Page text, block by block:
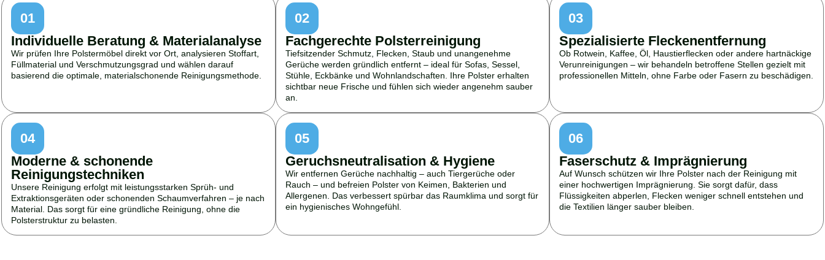
01
Individuelle Beratung & Materialanalyse
Wir prüfen Ihre Polstermöbel direkt vor Ort, analysieren Stoffart,
Füllmaterial und Verschmutzungsgrad und wählen darauf
basierend die optimale, materialschonende Reinigungsmethode.
02
Fachgerechte Polsterreinigung
Tiefsitzender Schmutz, Flecken, Staub und unangenehme
Gerüche werden gründlich entfernt – ideal für Sofas, Sessel,
Stühle, Eckbänke und Wohnlandschaften. Ihre Polster erhalten
sichtbar neue Frische und fühlen sich wieder angenehm sauber
an.
03
Spezialisierte Fleckenentfernung
Ob Rotwein, Kaffee, Öl, Haustierflecken oder andere hartnäckige
Verunreinigungen – wir behandeln betroffene Stellen gezielt mit
professionellen Mitteln, ohne Farbe oder Fasern zu beschädigen.
04
Moderne & schonende
Reinigungstechniken
Unsere Reinigung erfolgt mit leistungsstarken Sprüh- und
Extraktionsgeräten oder schonenden Schaumverfahren – je nach
Material. Das sorgt für eine gründliche Reinigung, ohne die
Polsterstruktur zu belasten.
05
Geruchsneutralisation & Hygiene
Wir entfernen Gerüche nachhaltig – auch Tiergerüche oder
Rauch – und befreien Polster von Keimen, Bakterien und
Allergenen. Das verbessert spürbar das Raumklima und sorgt für
ein hygienisches Wohngefühl.
06
Faserschutz & Imprägnierung
Auf Wunsch schützen wir Ihre Polster nach der Reinigung mit
einer hochwertigen Imprägnierung. Sie sorgt dafür, dass
Flüssigkeiten abperlen, Flecken weniger schnell entstehen und
die Textilien länger sauber bleiben.